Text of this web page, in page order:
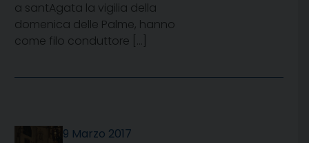
a santAgata la vigilia della
domenica delle Palme, hanno
come filo conduttore […]
9 Marzo 2017